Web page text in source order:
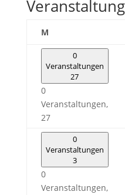
MMontag
0
Veranstaltungen
27
0
Veranstaltungen,
27
0
Veranstaltungen
3
0
Veranstaltungen,